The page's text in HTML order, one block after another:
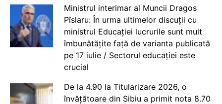
Ministrul interimar al Muncii Dragos
Pîslaru: În urma ultimelor discuții cu
ministrul Educației lucrurile sunt mult
îmbunătățite față de varianta publicată
pe 17 iulie / Sectorul educației este
crucial
De la 4.90 la Titularizare 2026, o
învățătoare din Sibiu a primit nota 8.70